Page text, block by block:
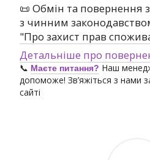
📜 Обмін та повернення
з чинним
"Про захист прав
Детальніше про
📞 Маєте питання? Наш
допоможе! Зв’яжіться з нами
сайті